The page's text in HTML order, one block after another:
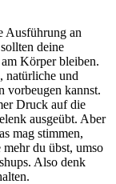
Ausführung an
deine
Körper bleiben.
natürliche und
vorbeugen kannst.
Druck auf die
ausgeübt. Aber
mag stimmen,
du übst, umso
Also denk